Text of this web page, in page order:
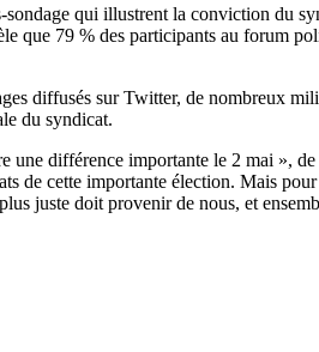
qui illustrent la conviction du
que 79 % des participants au forum
diffusés sur Twitter, de nombreux
du syndicat.
une différence importante le 2 mai »,
de cette importante élection. Mais
juste doit provenir de nous, et